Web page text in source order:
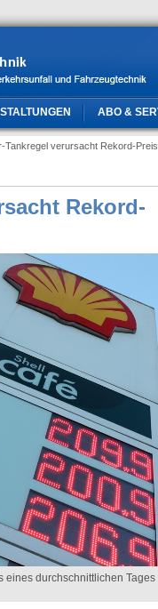
ABO &
Tankregel verursacht Rekord-
Rekord-
durchschnittlichen